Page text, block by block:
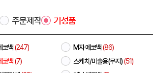
1
에코백
주문제작 기성품
코백(247) M자 에코백(86)
코백(7) 스케치/미술용(무지)(51)